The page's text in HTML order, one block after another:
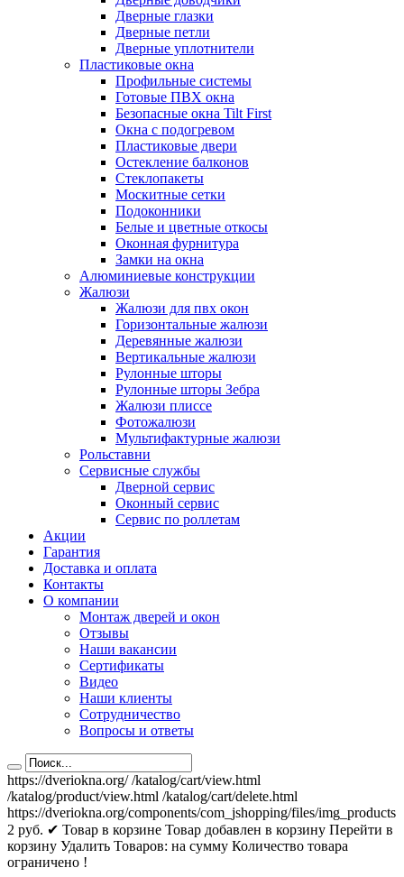
Дверные глазки
Дверные петли
Дверные уплотнители
Пластиковые окна
Профильные системы
Готовые ПВХ окна
Безопасные окна Tilt First
Окна с подогревом
Пластиковые двери
Остекление балконов
Стеклопакеты
Москитные сетки
Подоконники
Белые и цветные откосы
Оконная фурнитура
Замки на окна
Алюминиевые конструкции
Жалюзи
Жалюзи для пвх окон
Горизонтальные жалюзи
Деревянные жалюзи
Вертикальные жалюзи
Рулонные шторы
Рулонные шторы Зебра
Жалюзи плиссе
Фотожалюзи
Мультифактурные жалюзи
Рольставни
Сервисные службы
Дверной сервис
Оконный сервис
Сервис по роллетам
Акции
Гарантия
Доставка и оплата
Контакты
О компании
Монтаж дверей и окон
Отзывы
Наши вакансии
Сертификаты
Видео
Наши клиенты
Сотрудничество
Вопросы и ответы
https://dveriokna.org/ /katalog/cart/view.html
/katalog/product/view.html /katalog/cart/delete.html
https://dveriokna.org/components/com_jshopping/files/img_products
2 руб. ✔ Товар в корзине Товар добавлен в корзину Перейти в
корзину Удалить Товаров: на сумму Количество товара
ограничено !